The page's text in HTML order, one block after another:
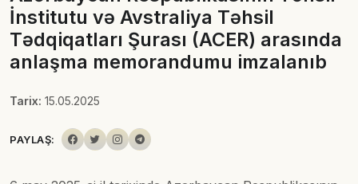
İnstitutu və Avstraliya Təhsil
Tədqiqatları Şurası (ACER) arasında
anlaşma memorandumu imzalanıb
Tarix: 15.05.2025
PAYLAŞ: